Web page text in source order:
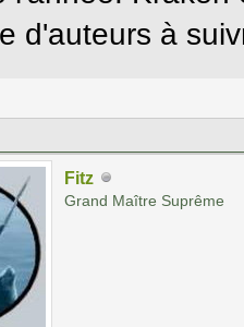
d'auteurs à
Fitz
Grand Maître Suprême